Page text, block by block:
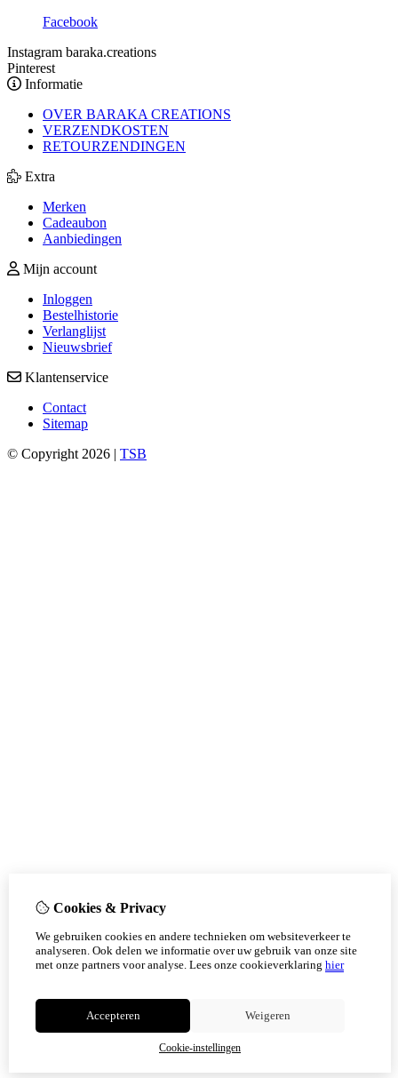
Facebook
Instagram baraka.creations
Pinterest
Informatie
OVER BARAKA CREATIONS
VERZENDKOSTEN
RETOURZENDINGEN
Extra
Merken
Cadeaubon
Aanbiedingen
Mijn account
Inloggen
Bestelhistorie
Verlanglijst
Nieuwsbrief
Klantenservice
Contact
Sitemap
© Copyright 2026 | TSB
Cookies & Privacy
We gebruiken cookies en andere technieken om websiteverkeer te
analyseren. Ook delen we informatie over uw gebruik van onze site
met onze partners voor analyse. Lees onze cookieverklaring hier
Accepteren Weigeren
Cookie-instellingen